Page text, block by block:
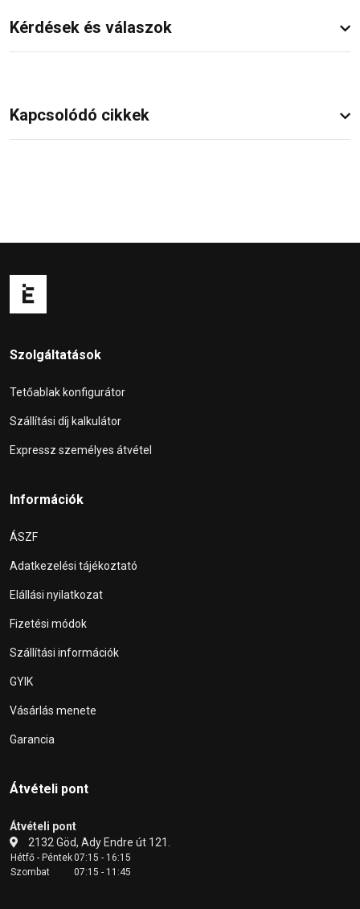
Kérdések és válaszok
Kapcsolódó cikkek
Szolgáltatások
Tetőablak konfigurátor
Szállítási díj kalkulátor
Expressz személyes átvétel
Információk
ÁSZF
Adatkezelési tájékoztató
Elállási nyilatkozat
Fizetési módok
Szállítási információk
GYIK
Vásárlás menete
Garancia
Átvételi pont
Átvételi pont
2132 Göd, Ady Endre út 121.
Hétfő - Péntek07:15 - 16:15
Szombat
07:15 - 11:45